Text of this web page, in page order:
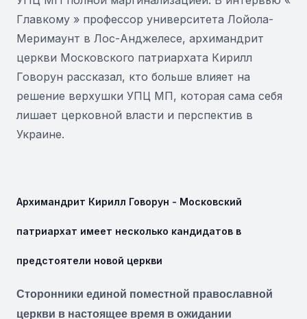
Главкому » профессор университета Лойола-
Меримаунт в Лос-Анджелесе, архимандрит
церкви Московского патриархата Кирилл
Говорун рассказал, кто больше влияет на
решение верхушки УПЦ МП, которая сама себя
лишает церковной власти и перспектив в
Украине.
Архимандрит Кирилл Говорун - Московский
патриархат имеет несколько кандидатов в
предстоятели новой церкви
Сторонники единой поместной православной
церкви в настоящее время в ожидании